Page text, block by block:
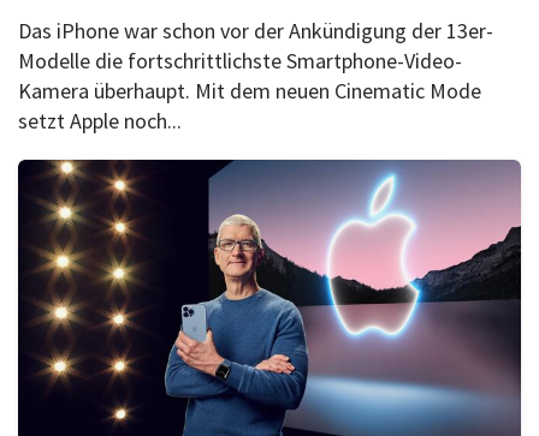
Das iPhone war schon vor der Ankündigung der 13er-
Modelle die fortschrittlichste Smartphone-Video-
Kamera überhaupt. Mit dem neuen Cinematic Mode
setzt Apple noch...